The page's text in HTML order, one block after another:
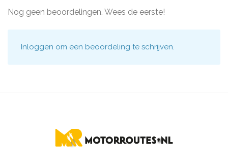
Nog geen beoordelingen. Wees de eerste!
Inloggen om een beoordeling te schrijven.